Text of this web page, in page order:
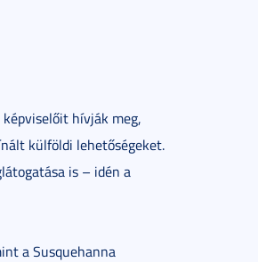
hívják meg,
külföldi lehetőségeket.
is – idén a
a Susquehanna